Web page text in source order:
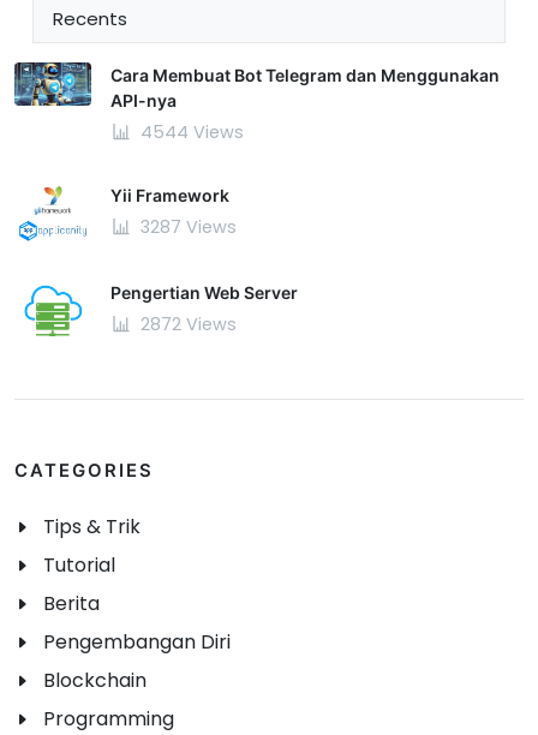
Recents
Cara Membuat Bot Telegram dan Menggunakan
API-nya
4544 Views
Yii Framework
3287 Views
Pengertian Web Server
2872 Views
CATEGORIES
Tips & Trik
Tutorial
Berita
Pengembangan Diri
Blockchain
Programming